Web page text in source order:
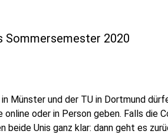
Sommersemester 2020
in Münster und der TU in Dortmund
online oder in Person geben. Falls die
beide Unis ganz klar: dann geht es